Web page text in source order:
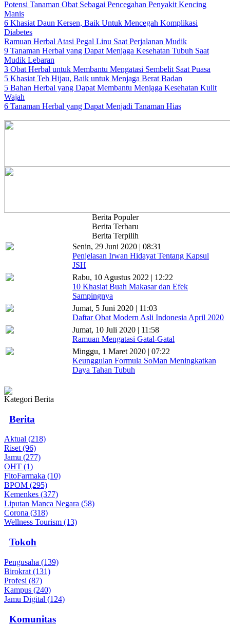
Potensi Tanaman Obat Sebagai Pencegahan Penyakit Kencing
Manis
6 Khasiat Daun Kersen, Baik Untuk Mencegah Komplikasi
Diabetes
Ramuan Herbal Atasi Pegal Linu Saat Perjalanan Mudik
9 Tanaman Herbal yang Dapat Menjaga Kesehatan Tubuh Saat
Mudik Lebaran
3 Obat Herbal untuk Membantu Mengatasi Sembelit Saat Puasa
5 Khasiat Teh Hijau, Baik untuk Menjaga Berat Badan
5 Bahan Herbal yang Dapat Membantu Menjaga Kesehatan Kulit
Wajah
6 Tanaman Herbal yang Dapat Menjadi Tanaman Hias
Berita Populer
Berita Terbaru
Berita Terpilih
Senin, 29 Juni 2020 | 08:31
Penjelasan Irwan Hidayat Tentang Kapsul
JSH
Rabu, 10 Agustus 2022 | 12:22
10 Khasiat Buah Makasar dan Efek
Sampingnya
Jumat, 5 Juni 2020 | 11:03
Daftar Obat Modern Asli Indonesia April 2020
Jumat, 10 Juli 2020 | 11:58
Ramuan Mengatasi Gatal-Gatal
Minggu, 1 Maret 2020 | 07:22
Keunggulan Formula SoMan Meningkatkan
Daya Tahan Tubuh
Kategori Berita
Berita
Aktual (218)
Riset (96)
Jamu (277)
OHT (1)
FitoFarmaka (10)
BPOM (295)
Kemenkes (377)
Liputan Manca Negara (58)
Corona (318)
Wellness Tourism (13)
Tokoh
Pengusaha (139)
Birokrat (131)
Profesi (87)
Kampus (240)
Jamu Digital (124)
Komunitas